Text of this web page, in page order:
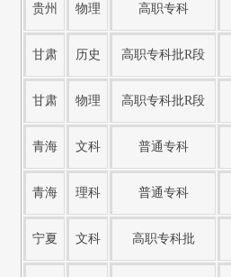
贵州 物理 高职专科
甘肃 历史 高职专科批R段
甘肃 物理 高职专科批R段
青海 文科 普通专科
青海 理科 普通专科
宁夏 文科 高职专科批